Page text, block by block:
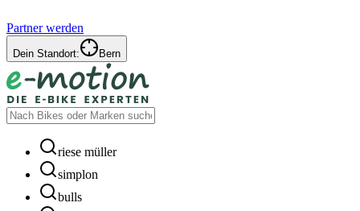
Partner werden
Dein Standort: Bern
riese müller
simplon
bulls